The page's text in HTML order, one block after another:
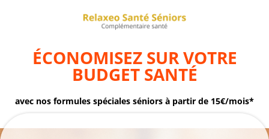
ÉCONOMISEZ SUR VOTRE
BUDGET SANTÉ
avec nos formules spéciales séniors à partir de 15€/mois*